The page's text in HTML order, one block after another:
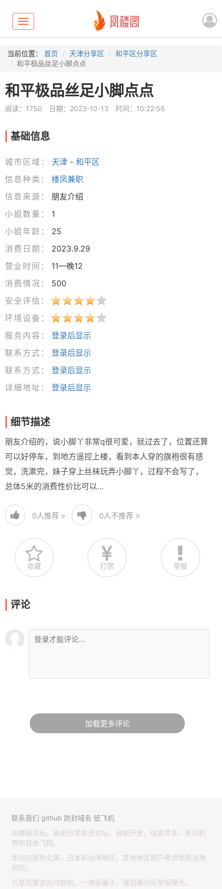
Toggle
navigation
当前位置： 首页 天津分享区
和平区分享区
和平极品丝足小脚点点
和平极品丝足小脚点点
阅读：1750 日期：2023-10-13 时间：10:22:56
基础信息
城市区域： 天津 - 和平区
信息种类：
楼凤兼职
信息来源：
朋友介绍
小姐数量：
1
小姐年龄：
25
消费日期：
2023.9.29
营业时间：
11—晚12
消费情况：
500
安全评估：
环境设备：
服务内容：
登录后显示
联系方式：
登录后显示
联系方式：
登录后显示
详细地址：
登录后显示
细节描述
朋友介绍的，说小脚丫非常q很可爱，就过去了，位置还算
可以好停车，到地方遥控上楼，看到本人穿的旗袍很有感
觉，洗漱完，妹子穿上丝袜玩弄小脚丫，过程不会写了，
总体5米的消费性价比可以…
0人推荐 > 0人不推荐 >
收藏 打赏 举报
评论
加载更多评论
联系我们 github 防封域名 纸飞机
凤楼阁论坛，自由分享信息论坛，自由开放，信息共享，老司机
带你自由飞翔。
本站仅服务北美，日本和台湾地区，其他地区用户考虑使用法律
风险。
凡是现要求先付款的，一律是骗子，请到曝光区举报曝光。